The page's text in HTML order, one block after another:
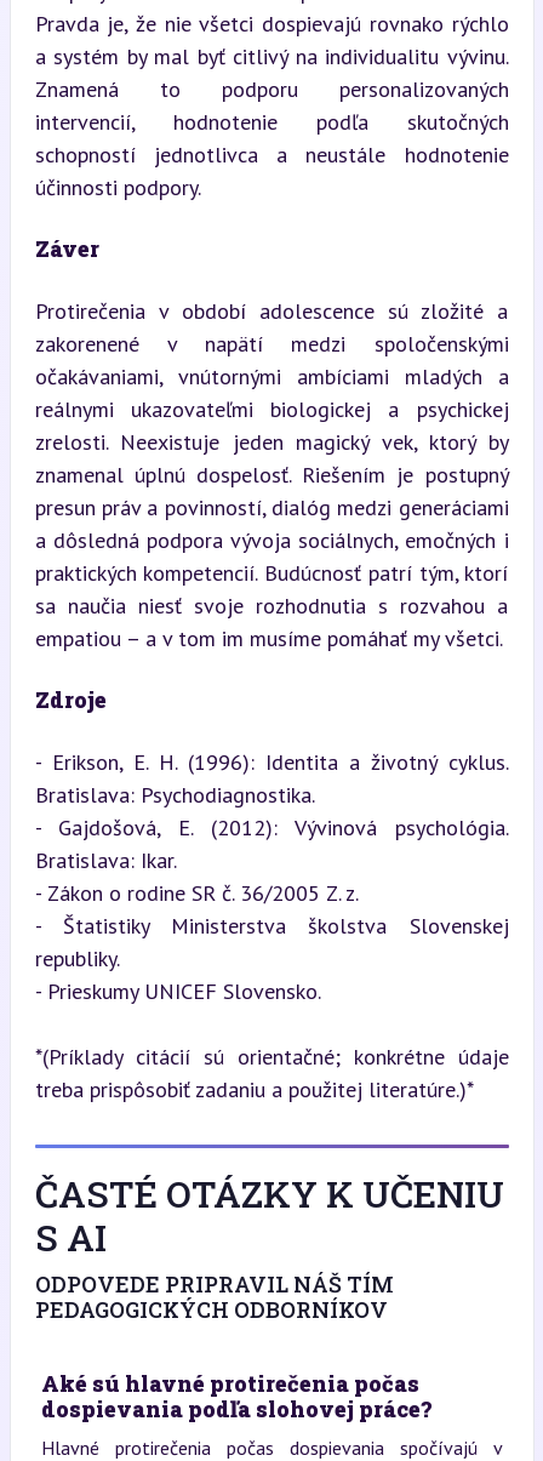
Pravda je, že nie všetci dospievajú rovnako rýchlo
a systém by mal byť citlivý na individualitu vývinu.
Znamená to podporu personalizovaných
intervencií, hodnotenie podľa skutočných
schopností jednotlivca a neustále hodnotenie
účinnosti podpory.
Záver
Protirečenia v období adolescence sú zložité a
zakorenené v napätí medzi spoločenskými
očakávaniami, vnútornými ambíciami mladých a
reálnymi ukazovateľmi biologickej a psychickej
zrelosti. Neexistuje jeden magický vek, ktorý by
znamenal úplnú dospelosť. Riešením je postupný
presun práv a povinností, dialóg medzi generáciami
a dôsledná podpora vývoja sociálnych, emočných i
praktických kompetencií. Budúcnosť patrí tým, ktorí
sa naučia niesť svoje rozhodnutia s rozvahou a
empatiou – a v tom im musíme pomáhať my všetci.
Zdroje
- Erikson, E. H. (1996): Identita a životný cyklus.
Bratislava: Psychodiagnostika.
- Gajdošová, E. (2012): Vývinová psychológia.
Bratislava: Ikar.
- Zákon o rodine SR č. 36/2005 Z. z.
- Štatistiky Ministerstva školstva Slovenskej
republiky.
- Prieskumy UNICEF Slovensko.
*(Príklady citácií sú orientačné; konkrétne údaje
treba prispôsobiť zadaniu a použitej literatúre.)*
ČASTÉ OTÁZKY K UČENIU
S AI
ODPOVEDE PRIPRAVIL NÁŠ TÍM
PEDAGOGICKÝCH ODBORNÍKOV
Aké sú hlavné protirečenia počas
dospievania podľa slohovej práce?
Hlavné protirečenia počas dospievania spočívajú v